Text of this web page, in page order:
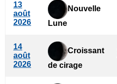
13
août
2026
Nouvelle
Lune
14
août
2026
Croissant
de cirage